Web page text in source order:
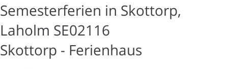
Semesterferien in Skottorp,
Laholm SE02116
Skottorp - Ferienhaus